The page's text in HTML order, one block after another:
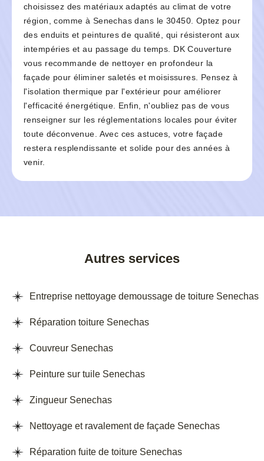
choisissez des matériaux adaptés au climat de votre
région, comme à Senechas dans le 30450. Optez pour
des enduits et peintures de qualité, qui résisteront aux
intempéries et au passage du temps. DK Couverture
vous recommande de nettoyer en profondeur la
façade pour éliminer saletés et moisissures. Pensez à
l'isolation thermique par l'extérieur pour améliorer
l'efficacité énergétique. Enfin, n'oubliez pas de vous
renseigner sur les réglementations locales pour éviter
toute déconvenue. Avec ces astuces, votre façade
restera resplendissante et solide pour des années à
venir.
Autres services
Entreprise nettoyage demoussage de toiture Senechas
Réparation toiture Senechas
Couvreur Senechas
Peinture sur tuile Senechas
Zingueur Senechas
Nettoyage et ravalement de façade Senechas
Réparation fuite de toiture Senechas